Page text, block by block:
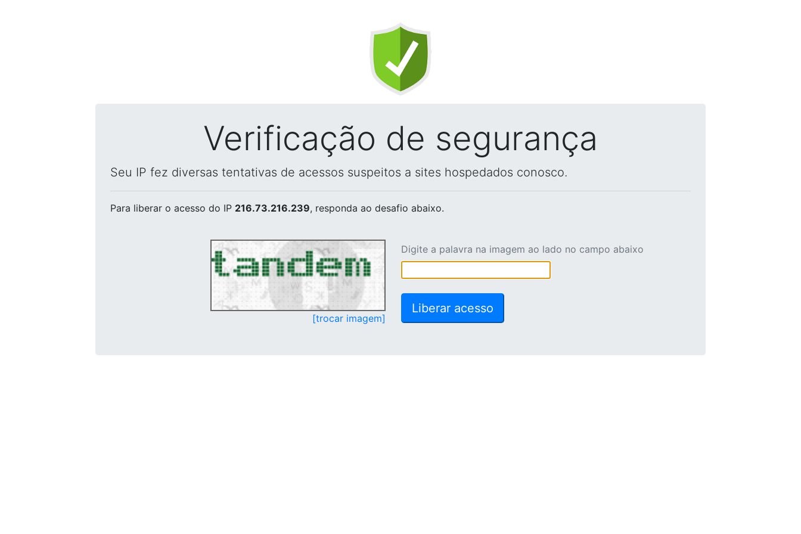
Verificação de segurança
Seu IP fez diversas tentativas de acessos suspeitos a sites hospedados conosco.
Para liberar o acesso do IP 216.73.216.239, responda ao desafio abaixo.
[trocar imagem]
Digite a palavra na imagem ao lado no campo abaixo